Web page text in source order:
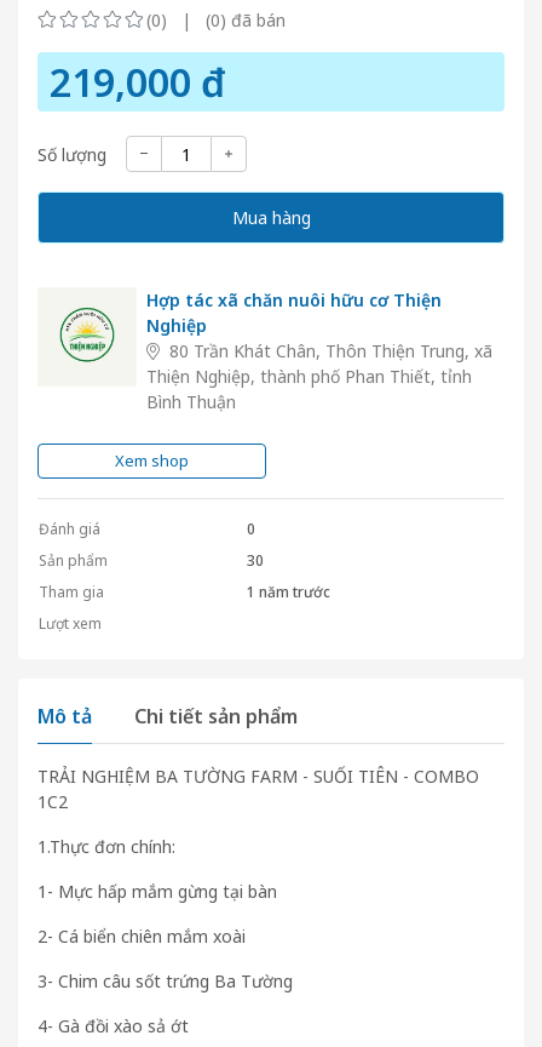
(0) | (0) đã bán
219,000 đ
Số lượng
Mua hàng
Hợp tác xã chăn nuôi hữu cơ Thiện
Nghiệp
80 Trần Khát Chân, Thôn Thiện Trung, xã
Thiện Nghiệp, thành phố Phan Thiết, tỉnh
Bình Thuận
Xem shop
Đánh giá
0
Sản phẩm
30
Tham gia
1 năm trước
Lượt xem
Mô tả Chi tiết sản phẩm
TRẢI NGHIỆM BA TƯỜNG FARM - SUỐI TIÊN - COMBO
1C2
1.Thực đơn chính:
1- Mực hấp mắm gừng tại bàn
2- Cá biển chiên mắm xoài
3- Chim câu sốt trứng Ba Tường
4- Gà đồi xào sả ớt